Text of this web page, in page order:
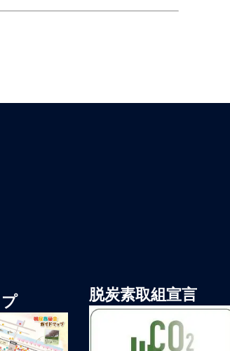
脱炭素取組宣言